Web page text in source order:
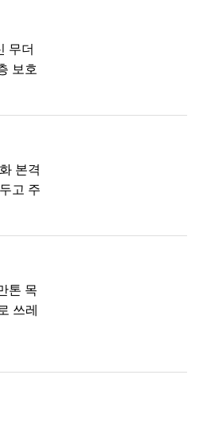
무더
보호
본격
고 주
톤 목
쓰레